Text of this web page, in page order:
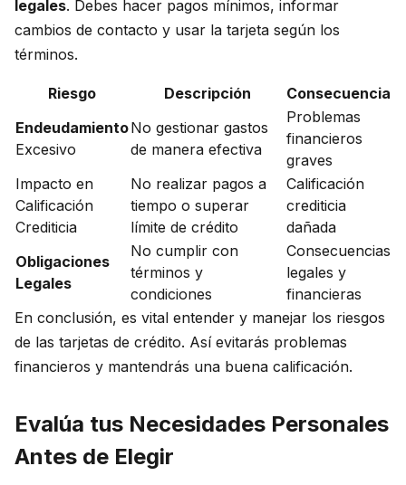
legales. Debes hacer pagos mínimos, informar
cambios de contacto y usar la tarjeta según los
términos.
Riesgo Descripción
Consecuencia
Endeudamiento
Excesivo
No gestionar gastos
de manera efectiva
Problemas
financieros
graves
Impacto en
Calificación
Crediticia
No realizar pagos a
tiempo o superar
límite de crédito
Calificación
crediticia
dañada
Obligaciones
Legales
No cumplir con
términos y
condiciones
Consecuencias
legales y
financieras
En conclusión, es vital entender y manejar los riesgos
de las tarjetas de crédito. Así evitarás problemas
financieros y mantendrás una buena calificación.
Evalúa tus Necesidades Personales
Antes de Elegir